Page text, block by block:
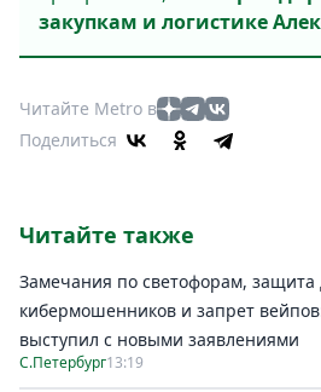
закупкам и логистике
Читайте Metro в
Поделиться
Читайте также
Замечания по светофорам, защита
кибермошенников и запрет
выступил с новыми заявлениями
С.Петербург13:19